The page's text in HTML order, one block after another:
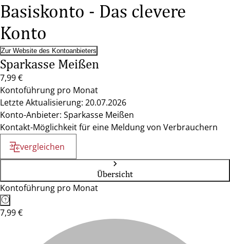
Basiskonto - Das clevere
Konto
Zur Website des Kontoanbieters
Sparkasse Meißen
7,99 €
Kontoführung pro Monat
Letzte Aktualisierung: 20.07.2026
Konto-Anbieter: Sparkasse Meißen
Kontakt-Möglichkeit für eine Meldung von Verbrauchern
vergleichen
Übersicht
Kontoführung pro Monat
7,99 €